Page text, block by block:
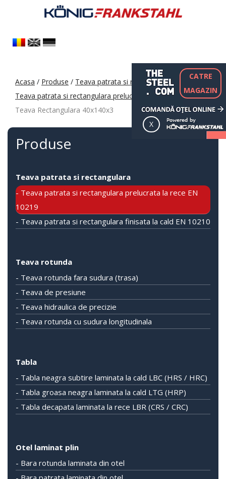
Acasa / Produse / Teava patrata si rectangulara/
Teava patrata si rectangulara prelucrata la rece EN 10219/
Teava Rectangulara 40x140x3
Produse
Teava patrata si rectangulara
- Teava patrata si rectangulara prelucrata la rece EN
10219
- Teava patrata si rectangulara finisata la cald EN 10210
Teava rotunda
- Teava rotunda fara sudura (trasa)
- Teava de presiune
- Teava hidraulica de precizie
- Teava rotunda cu sudura longitudinala
Tabla
- Tabla neagra subtire laminata la cald LBC (HRS / HRC)
- Tabla groasa neagra laminata la cald LTG (HRP)
- Tabla decapata laminata la rece LBR (CRS / CRC)
Otel laminat plin
- Bara rotunda laminata din otel
CATRE
MAGAZIN